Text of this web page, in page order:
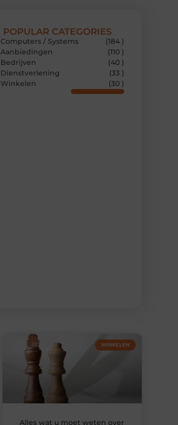
POPULAR CATEGORIES
Computers / Systems
(184 )
Aanbiedingen
(110 )
Bedrijven
(40 )
Dienstverlening
(33 )
Winkelen
(30 )
WINKELEN
Alles wat u moet weten over